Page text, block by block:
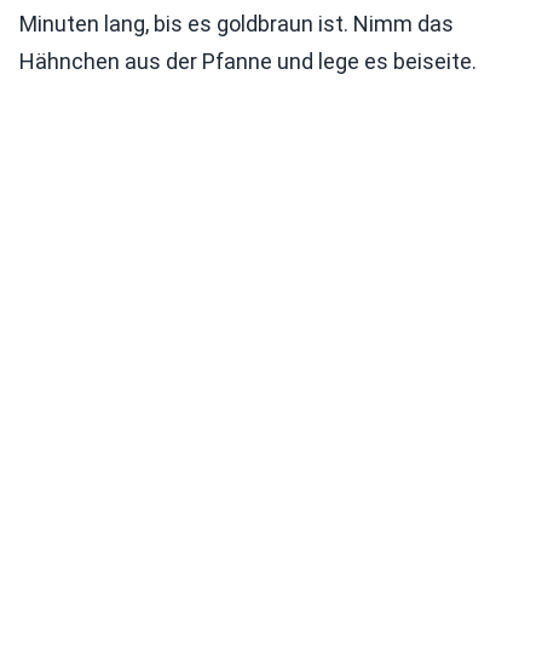
Minuten lang, bis es goldbraun ist. Nimm das
Hähnchen aus der Pfanne und lege es beiseite.